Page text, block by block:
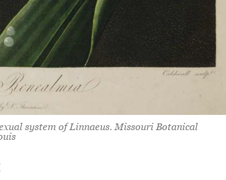
system of Linnaeus. Missouri Botanical